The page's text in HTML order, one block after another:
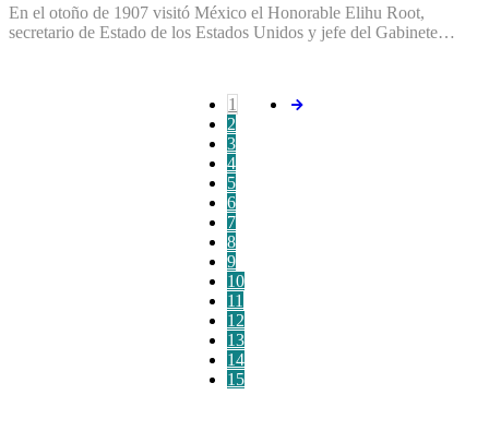
En el otoño de 1907 visitó México el Honorable Elihu Root,
secretario de Estado de los Estados Unidos y jefe del Gabinete…
1
2
3
4
5
6
7
8
9
10
11
12
13
14
15